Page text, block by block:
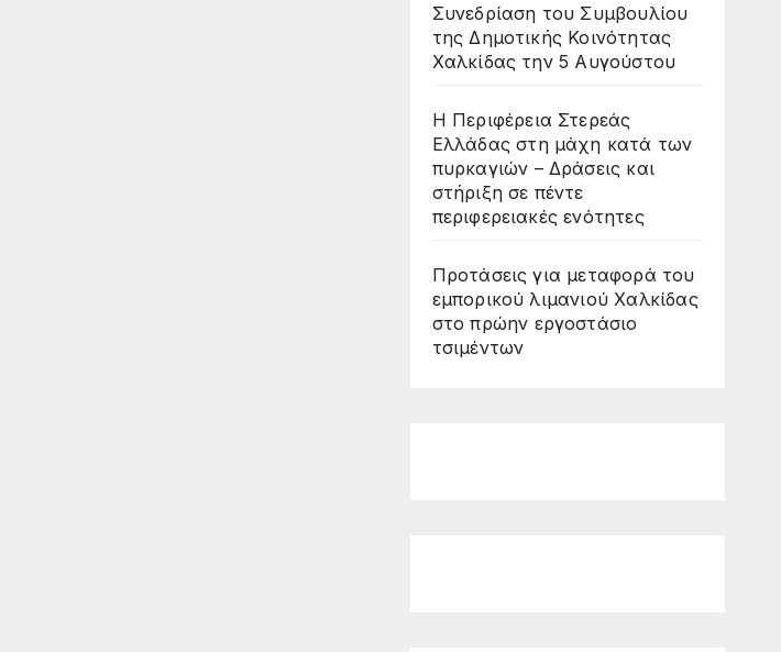
Συνεδρίαση του Συμβουλίου
της Δημοτικής Κοινότητας
Χαλκίδας την 5 Αυγούστου
Η Περιφέρεια Στερεάς
Ελλάδας στη μάχη κατά των
πυρκαγιών – Δράσεις και
στήριξη σε πέντε
περιφερειακές ενότητες
Προτάσεις για μεταφορά του
εμπορικού λιμανιού Χαλκίδας
στο πρώην εργοστάσιο
τσιμέντων